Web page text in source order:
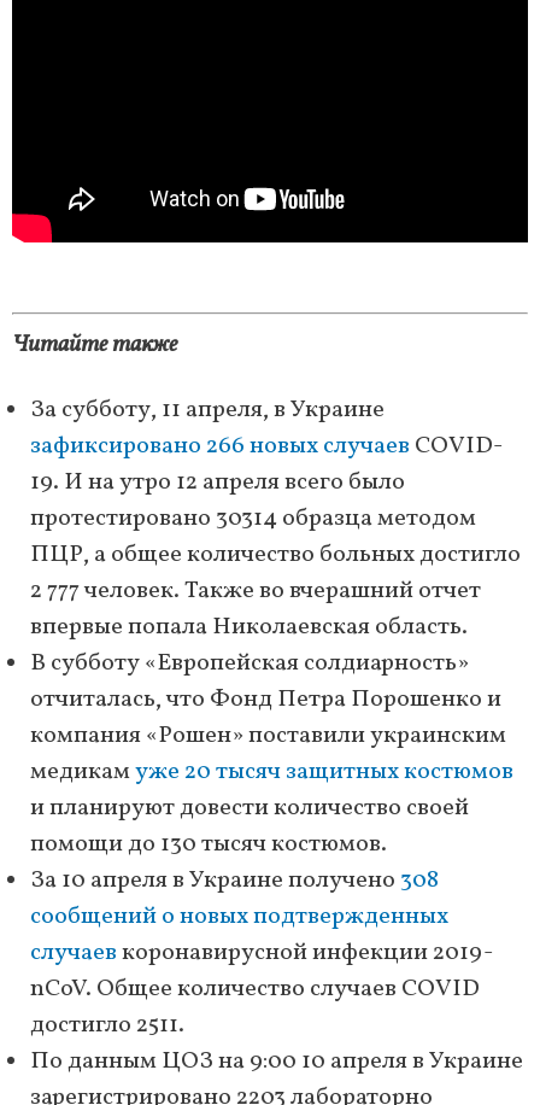
Читайте также
За субботу, 11 апреля, в Украине
зафиксировано 266 новых случаев COVID-
19. И на утро 12 апреля всего было
протестировано 30314 образца методом
ПЦР, а общее количество больных достигло
2 777 человек. Также во вчерашний отчет
впервые попала Николаевская область.
В субботу «Европейская солдиарность»
отчиталась, что Фонд Петра Порошенко и
компания «Рошен» поставили украинским
медикамуже 20 тысяч защитных костюмов
и планируют довести количество своей
помощи до 130 тысяч костюмов.
За 10 апреля в Украине получено 308
сообщений о новых подтвержденных
случаевкоронавирусной инфекции 2019-
nCoV. Общее количество случаев COVID
достигло 2511.
По данным ЦОЗ на 9:00 10 апреля в Украине
зарегистрировано 2203 лабораторно